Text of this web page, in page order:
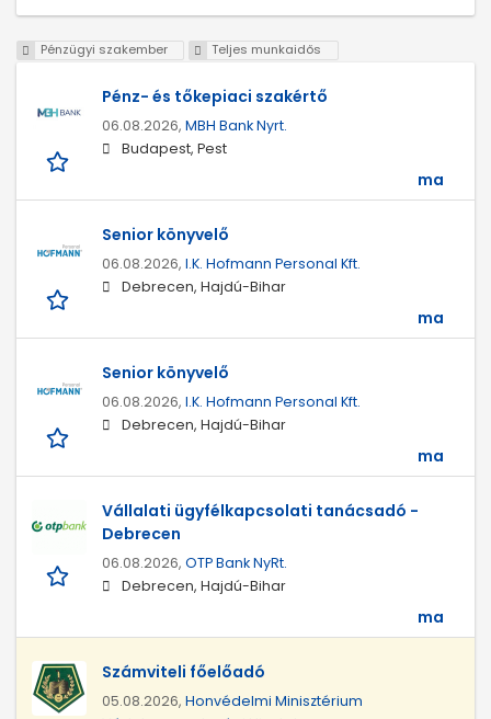
Pénzügyi szakember Teljes munkaidős
Pénz- és tőkepiaci szakértő
06.08.2026, MBH Bank Nyrt.
Budapest, Pest
ma
Senior könyvelő
06.08.2026, I.K. Hofmann Personal Kft.
Debrecen, Hajdú-Bihar
ma
Senior könyvelő
06.08.2026, I.K. Hofmann Personal Kft.
Debrecen, Hajdú-Bihar
ma
Vállalati ügyfélkapcsolati tanácsadó -
Debrecen
06.08.2026, OTP Bank NyRt.
Debrecen, Hajdú-Bihar
ma
Számviteli főelőadó
05.08.2026, Honvédelmi Minisztérium